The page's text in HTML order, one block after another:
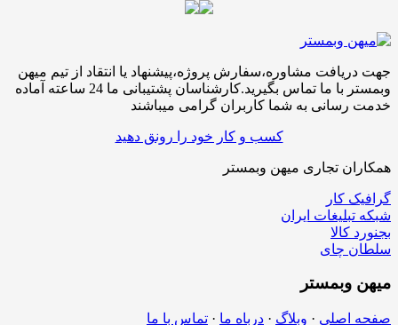
جهت دریافت مشاوره،سفارش پروژه،پیشنهاد یا انتقاد از تیم میهن
وبمستر با ما تماس بگیرید.کارشناسان پشتیبانی ما 24 ساعته آماده
خدمت رسانی به شما کاربران گرامی میباشند
کسب و کار خود را رونق دهید
همکاران تجاری میهن وبمستر
گرافیک کار
شبکه تبلیغات ایران
بجنورد کالا
سلطان چای
میهن وبمستر
صفحه اصلی · وبلاگ · درباه ما · تماس با ما